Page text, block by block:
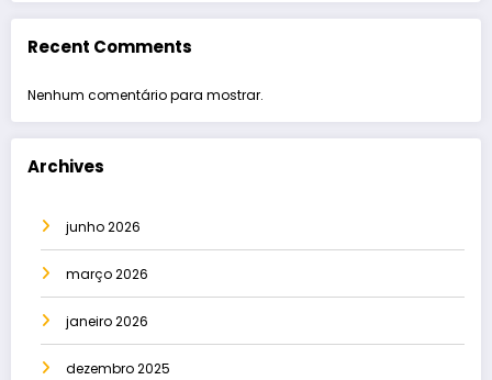
Recent Comments
Nenhum comentário para mostrar.
Archives
junho 2026
março 2026
janeiro 2026
dezembro 2025